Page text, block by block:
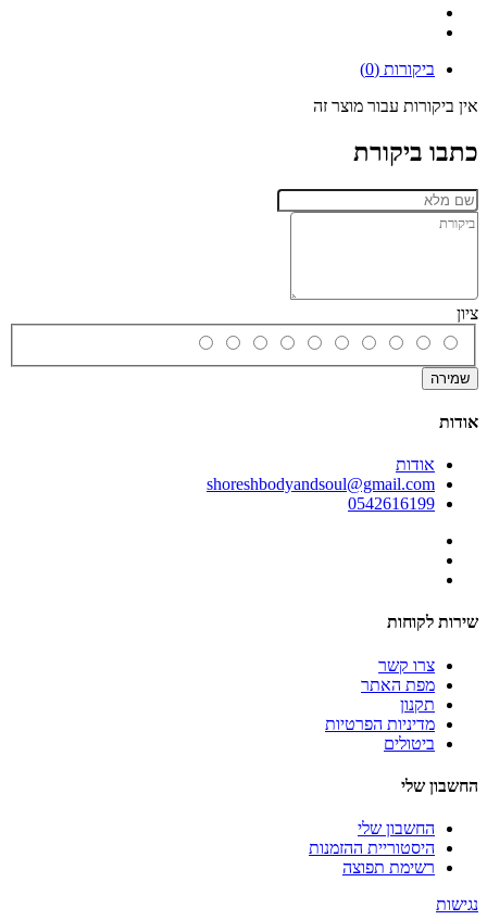
ביקורות (0)
אין ביקורות עבור מוצר זה
כתבו ביקורת
ציון
שמירה
אודות
אודות
shoreshbodyandsoul@gmail.com
0542616199
שירות לקוחות
צרו קשר
מפת האתר
תקנון
מדיניות הפרטיות
ביטולים
החשבון שלי
החשבון שלי
היסטוריית ההזמנות
רשימת תפוצה
נגישות